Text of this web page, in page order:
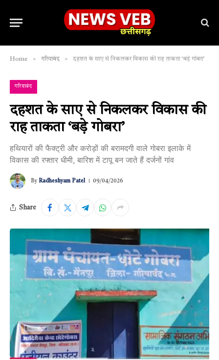
Home » गरियाबंद » दहशत के साए से निकलकर विकास की राह ताकता ‘बड़े गोबरा’
गरियाबंद
दहशत के साए से निकलकर विकास की
राह ताकता ‘बड़े गोबरा’
हथियारों की फैक्ट्री और करोड़ों की बरामदगी वाले गोबरा इलाके में
विकास की रफ्तार धीमी, बारिश में टापू बन जाते हैं दर्जनों गांव
By Radheshyam Patel 09/04/2026
Share